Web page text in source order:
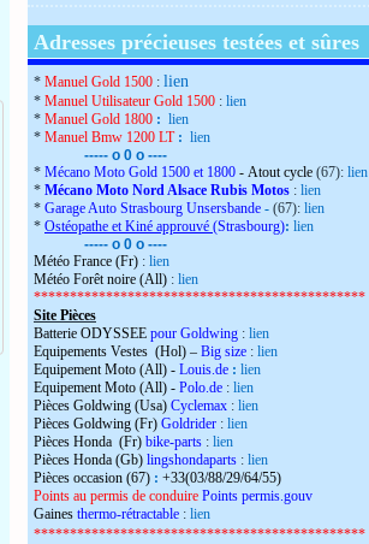
Adresses précieuses testées et sûres
* Manuel Gold 1500 : lien
* Manuel Utilisateur Gold 1500 : lien
* Manuel Gold 1800 : lien
* Manuel Bmw 1200 LT: lien
----- o 0 o ----
* Mécano Moto Gold 1500 et 1800 - Atout cycle (67): lien
* Mécano Moto Nord Alsace Rubis Motos : lien
* Garage Auto Strasbourg Unsersbande - (67): lien
* Ostéopathe et Kiné approuvé (Strasbourg): lien
----- o 0 o ----
Météo France (Fr) : lien
Météo Forêt noire (All) : lien
**********************************************
Site Pièces
Batterie ODYSSEE pour Goldwing : lien
Equipements Vestes (Hol) – Big size : lien
Equipement Moto (All) - Louis.de : lien
Equipement Moto (All) - Polo.de : lien
Pièces Goldwing (Usa) Cyclemax : lien
Pièces Goldwing (Fr) Goldrider : lien
Pièces Honda (Fr) bike-parts : lien
Pièces Honda (Gb) lingshondaparts : lien
Pièces occasion (67) : +33(03/88/29/64/55)
Points au permis de conduire Points permis.gouv
Gaines thermo-rétractable : lien
**********************************************